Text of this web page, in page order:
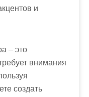
и
– это
внимания
создать